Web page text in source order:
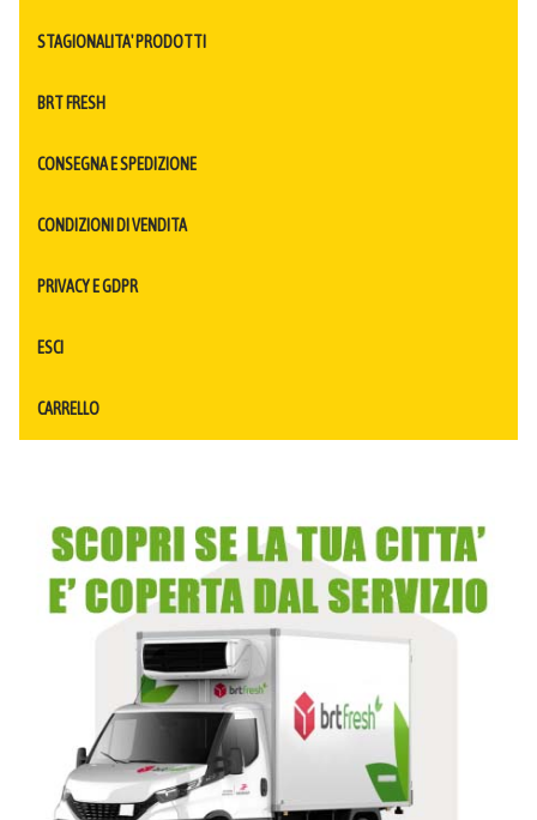
STAGIONALITA' PRODOTTI
BRT FRESH
CONSEGNA E SPEDIZIONE
CONDIZIONI DI VENDITA
PRIVACY E GDPR
ESCI
CARRELLO